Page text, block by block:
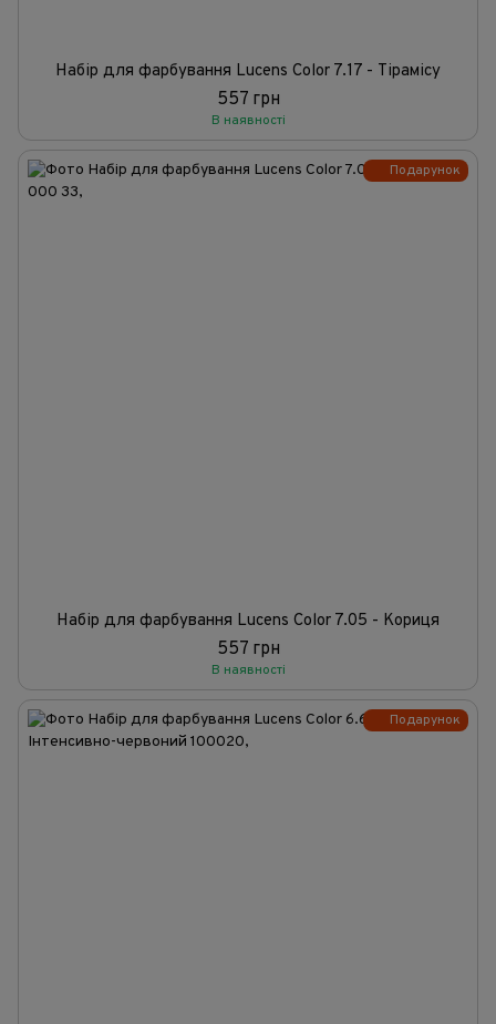
Набір для фарбування Lucens Color 7.17 - Тірамісу
557 грн
В наявності
Подарунок
Набір для фарбування Lucens Color 7.05 - Кориця
557 грн
В наявності
Подарунок